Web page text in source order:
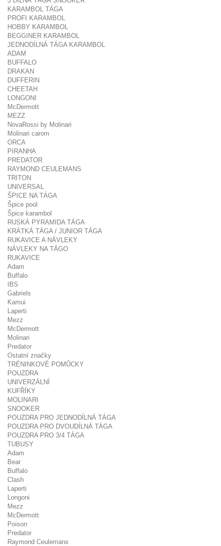
KARAMBOL TÁGA
PROFI KARAMBOL
HOBBY KARAMBOL
BEGGINER KARAMBOL
JEDNODÍLNÁ TÁGA KARAMBOL
ADAM
BUFFALO
DRAKAN
DUFFERIN
CHEETAH
LONGONI
McDermott
MEZZ
NovaRossi by Molinari
Molinari carom
ORCA
PIRANHA
PREDATOR
RAYMOND CEULEMANS
TRITON
UNIVERSAL
ŠPICE NA TÁGA
Špice pool
Špice karambol
RUSKÁ PYRAMIDA TÁGA
KRÁTKÁ TÁGA / JUNIOR TÁGA
RUKAVICE A NÁVLEKY
NÁVLEKY NA TÁGO
RUKAVICE
Adam
Buffalo
IBS
Gabriels
Kamui
Laperti
Mezz
McDermott
Molinari
Predator
Ostatní značky
TRÉNINKOVÉ POMŮCKY
POUZDRA
UNIVERZÁLNÍ
KUFŘÍKY
MOLINARI
SNOOKER
POUZDRA PRO JEDNODÍLNÁ TÁGA
POUZDRA PRO DVOUDÍLNÁ TÁGA
POUZDRA PRO 3/4 TÁGA
TUBUSY
Adam
Bear
Buffalo
Clash
Laperti
Longoni
Mezz
McDermott
Poison
Predator
Raymond Ceulemans